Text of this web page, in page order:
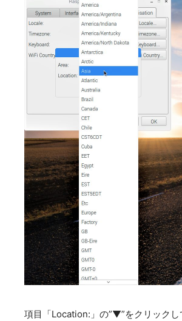
項目「Location:」の”▼”をクリックし